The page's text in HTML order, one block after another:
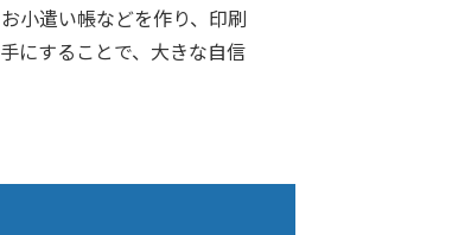
小遣い帳などを作り、印刷
にすることで、大きな自信